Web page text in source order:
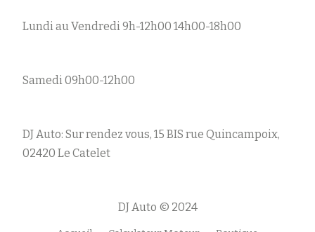
Lundi au Vendredi 9h-12h00 14h00-18h00
Samedi 09h00-12h00
DJ Auto: Sur rendez vous, 15 BIS rue Quincampoix,
02420 Le Catelet
DJ Auto © 2024